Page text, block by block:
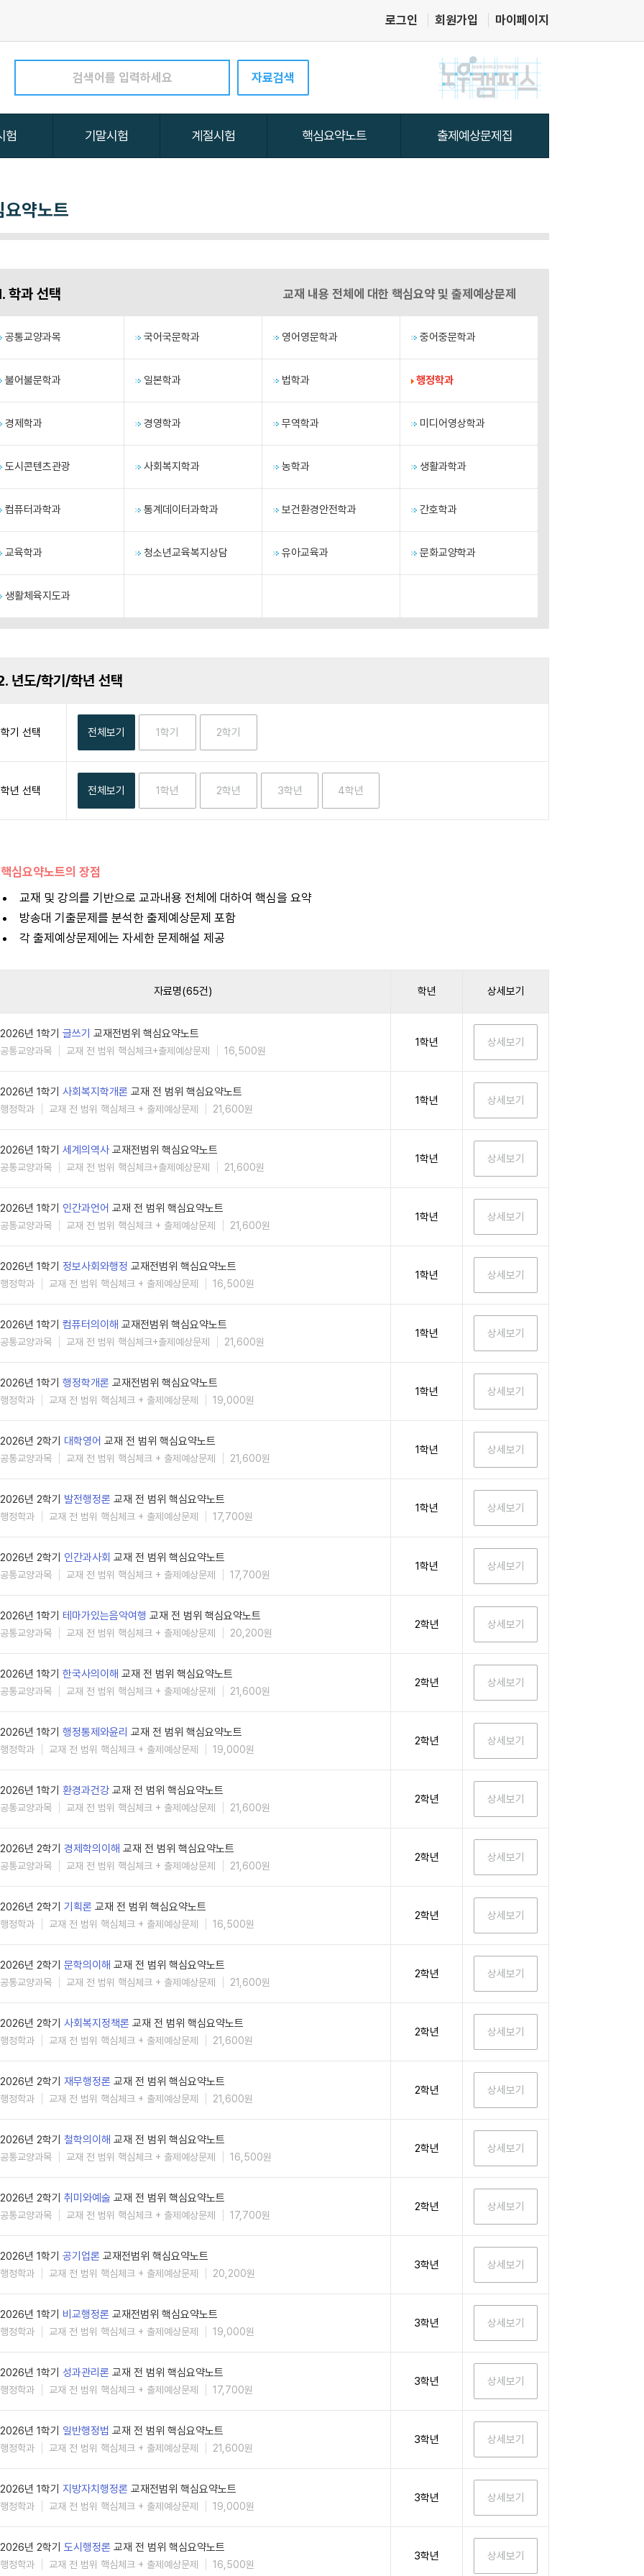
로그인 회원가입 마이페이지
요약노트
학과 선택 교재 내용 전체에 대한 핵심요약 및 출제예상문제
공통교양과목 국어국문학과 영어영문학과 중어중문학과
불어불문학과 일본학과 법학과 행정학과
경제학과 경영학과 무역학과 미디어영상학과
도시콘텐츠관광 사회복지학과 농학과 생활과학과
컴퓨터과학과 통계데이터과학과 보건환경안전학과 간호학과
교육학과 청소년교육복지상담 유아교육과 문화교양학과
생활체육지도과
년도/학기/학년 선택
학기 선택
학년 선택
심요약노트의 장점
교재 및 강의를 기반으로 교과내용 전체에 대하여 핵심을 요약
방송대 기출문제를 분석한 출제예상문제 포함
각 출제예상문제에는 자세한 문제해설 제공
자료명(65건) 학년 상세보기
2026년 1학기 글쓰기 교재전범위 핵심요약노트
공통교양과목 교재 전 범위 핵심체크+출제예상문제 16,500원
1학년
2026년 1학기 사회복지학개론 교재 전 범위 핵심요약노트
행정학과 교재 전 범위 핵심체크 + 출제예상문제 21,600원
1학년
2026년 1학기 세계의역사 교재전범위 핵심요약노트
공통교양과목 교재 전 범위 핵심체크+출제예상문제 21,600원
1학년
2026년 1학기 인간과언어 교재 전 범위 핵심요약노트
공통교양과목 교재 전 범위 핵심체크 + 출제예상문제 21,600원
1학년
2026년 1학기 정보사회와행정 교재전범위 핵심요약노트
행정학과 교재 전 범위 핵심체크 + 출제예상문제 16,500원
1학년
2026년 1학기 컴퓨터의이해 교재전범위 핵심요약노트
공통교양과목 교재 전 범위 핵심체크+출제예상문제 21,600원
1학년
2026년 1학기 행정학개론 교재전범위 핵심요약노트
행정학과 교재 전 범위 핵심체크 + 출제예상문제 19,000원
1학년
2026년 2학기 대학영어 교재 전 범위 핵심요약노트
공통교양과목 교재 전 범위 핵심체크 + 출제예상문제 21,600원
1학년
2026년 2학기 발전행정론 교재 전 범위 핵심요약노트
행정학과 교재 전 범위 핵심체크 + 출제예상문제 17,700원
1학년
2026년 2학기 인간과사회 교재 전 범위 핵심요약노트
공통교양과목 교재 전 범위 핵심체크 + 출제예상문제 17,700원
1학년
2026년 1학기 테마가있는음악여행 교재 전 범위 핵심요약노트
공통교양과목 교재 전 범위 핵심체크 + 출제예상문제 20,200원
2학년
2026년 1학기 한국사의이해 교재 전 범위 핵심요약노트
공통교양과목 교재 전 범위 핵심체크 + 출제예상문제 21,600원
2학년
2026년 1학기 행정통제와윤리 교재 전 범위 핵심요약노트
행정학과 교재 전 범위 핵심체크 + 출제예상문제 19,000원
2학년
2026년 1학기 환경과건강 교재 전 범위 핵심요약노트
공통교양과목 교재 전 범위 핵심체크 + 출제예상문제 21,600원
2학년
2026년 2학기 경제학의이해 교재 전 범위 핵심요약노트
공통교양과목 교재 전 범위 핵심체크 + 출제예상문제 21,600원
2학년
2026년 2학기 기획론 교재 전 범위 핵심요약노트
행정학과 교재 전 범위 핵심체크 + 출제예상문제 16,500원
2학년
2026년 2학기 문학의이해 교재 전 범위 핵심요약노트
공통교양과목 교재 전 범위 핵심체크 + 출제예상문제 21,600원
2학년
2026년 2학기 사회복지정책론 교재 전 범위 핵심요약노트
행정학과 교재 전 범위 핵심체크 + 출제예상문제 21,600원
2학년
2026년 2학기 재무행정론 교재 전 범위 핵심요약노트
행정학과 교재 전 범위 핵심체크 + 출제예상문제 21,600원
2학년
2026년 2학기 철학의이해 교재 전 범위 핵심요약노트
공통교양과목 교재 전 범위 핵심체크 + 출제예상문제 16,500원
2학년
2026년 2학기 취미와예술 교재 전 범위 핵심요약노트
공통교양과목 교재 전 범위 핵심체크 + 출제예상문제 17,700원
2학년
2026년 1학기 공기업론 교재전범위 핵심요약노트
행정학과 교재 전 범위 핵심체크 + 출제예상문제 20,200원
3학년
2026년 1학기 비교행정론 교재전범위 핵심요약노트
행정학과 교재 전 범위 핵심체크 + 출제예상문제 19,000원
3학년
2026년 1학기 성과관리론 교재 전 범위 핵심요약노트
행정학과 교재 전 범위 핵심체크 + 출제예상문제 17,700원
3학년
2026년 1학기 일반행정법 교재 전 범위 핵심요약노트
행정학과 교재 전 범위 핵심체크 + 출제예상문제 21,600원
3학년
2026년 1학기 지방자치행정론 교재전범위 핵심요약노트
행정학과 교재 전 범위 핵심체크 + 출제예상문제 19,000원
3학년
2026년 2학기 도시행정론 교재 전 범위 핵심요약노트
행정학과 교재 전 범위 핵심체크 + 출제예상문제 16,500원
3학년